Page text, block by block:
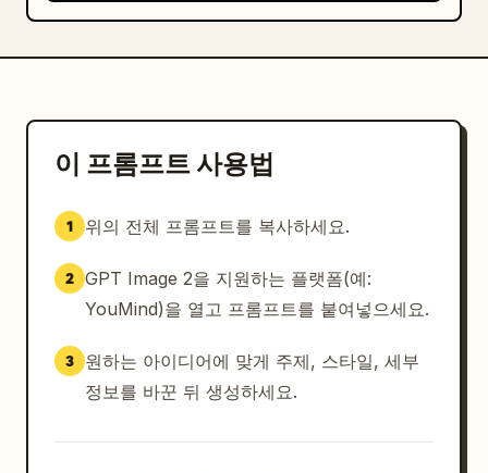
이 프롬프트 사용법
1 위의 전체 프롬프트를 복사하세요.
2 GPT Image 2을 지원하는 플랫폼(예:
YouMind)을 열고 프롬프트를 붙여넣으세요.
3
원하는 아이디어에 맞게 주제, 스타일, 세부
정보를 바꾼 뒤 생성하세요.